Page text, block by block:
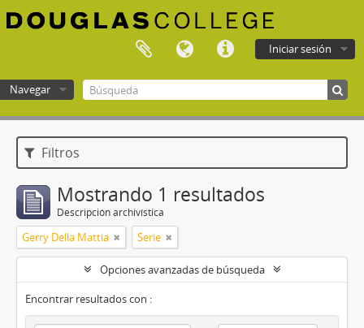
Iniciar sesión
Navegar
Filtros
Mostrando 1 resultados
Descripción archivística
Gerry Della Mattia Serie
Opciones avanzadas de búsqueda
Encontrar resultados con :